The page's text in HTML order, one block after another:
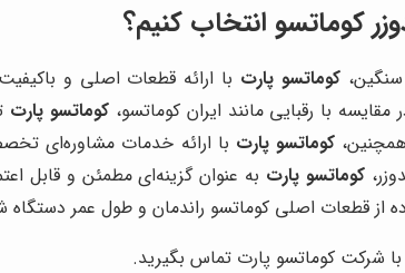
کوماتسو انتخاب کنیم؟
کوماتسو پارت با ارائه قطعات اصلی و
با رقبایی مانند ایران کوماتسو، کوماتسو پارت
همچنین،کوماتسو پارت با ارائه خدمات مشاوره‌ای
کوماتسو پارت به عنوان گزینه‌ای مطمئن و قابل
از قطعات اصلی کوماتسو راندمان و طول عمر
با شرکت کوماتسو پارت تماس بگیرید.